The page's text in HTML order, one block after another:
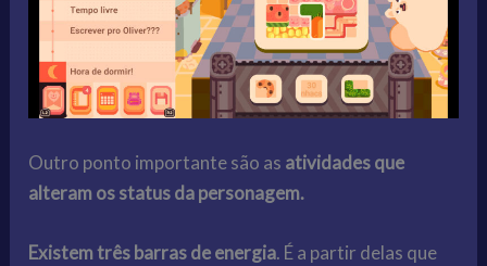
Outro ponto importante são as atividades que
alteram os status da personagem.
Existem três barras de energia. É a partir delas que